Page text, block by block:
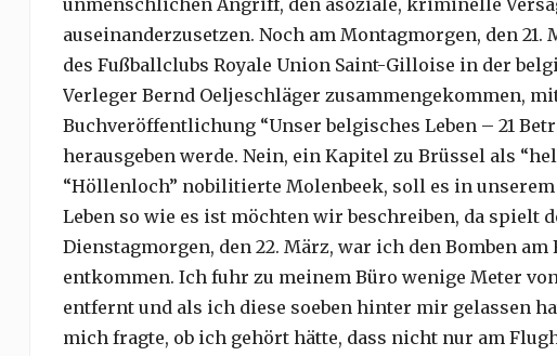
unmenschlichen Angriff, den asoziale, kriminelle
auseinanderzusetzen. Noch am Montagmorgen, den
des Fußballclubs Royale Union Saint-Gilloise in der
Verleger Bernd Oeljeschläger zusammengekommen,
Buchveröffentlichung “Unser belgisches Leben – 21
herausgeben werde. Nein, ein Kapitel zu Brüssel als
“Höllenloch” nobilitierte Molenbeek, soll es in
Leben so wie es ist möchten wir beschreiben, da spielt
Dienstagmorgen, den 22. März, war ich den Bomben
entkommen. Ich fuhr zu meinem Büro wenige Meter
entfernt und als ich diese soeben hinter mir gelassen
mich fragte, ob ich gehört hätte, dass nicht nur am